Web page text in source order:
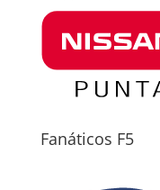
Fanáticos F5